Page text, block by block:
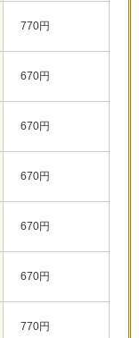
770円
670円
670円
670円
670円
670円
770円